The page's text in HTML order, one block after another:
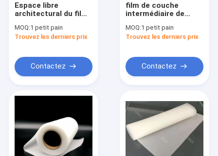
Espace libre
architectural du film
intermédiaire du
verre feuilleté PVB
MOQ:1 petit pain
Trouvez les derniers prix
Contactez
film de couche
intermédiaire de
résine fraîche de
verre feuilleté
MOQ:1 petit pain
Trouvez les derniers prix
Contactez